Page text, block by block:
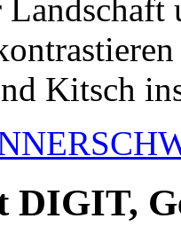
Kitsch
DIGIT,